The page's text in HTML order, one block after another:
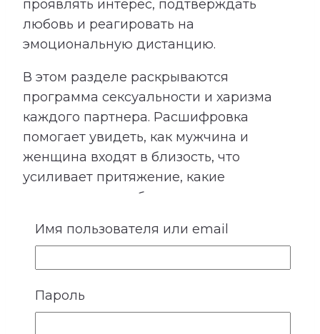
проявлять интерес, подтверждать
любовь и реагировать на
эмоциональную дистанцию.
В этом разделе раскрываются
программа сексуальности и харизма
каждого партнера. Расшифровка
помогает увидеть, как мужчина и
женщина входят в близость, что
усиливает притяжение, какие
ожидания могут быть невысказанными
относиться к границам друг друга.
Имя пользователя или email
Пароль